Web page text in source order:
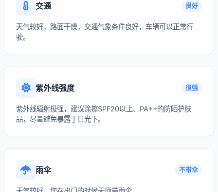
交通 良好
天气较好，路面干燥，交通气象条件良好，车辆可以正常行
驶。
紫外线强度 很强
紫外线辐射极强，建议涂擦SPF20以上、PA++的防晒护肤
品，尽量避免暴露于日光下。
雨伞 不带伞